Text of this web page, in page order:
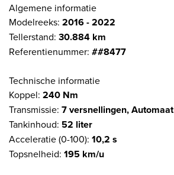
Algemene informatie
Modelreeks: 2016 - 2022
Tellerstand: 30.884 km
Referentienummer: ##8477
Technische informatie
Koppel: 240 Nm
Transmissie: 7 versnellingen, Automaat
Tankinhoud: 52 liter
Acceleratie (0-100): 10,2 s
Topsnelheid: 195 km/u